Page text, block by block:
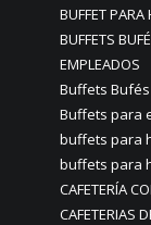
BUFFET PARA
BUFFETS
EMPLEADOS
Buffets
Buffets para
buffets para
buffets para
CAFETERÍA
CAFETERIAS